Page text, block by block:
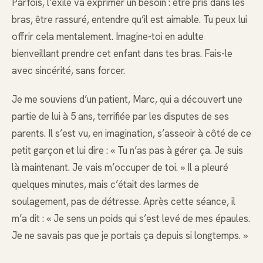
Parfois, l’exilé va exprimer un besoin : être pris dans les
bras, être rassuré, entendre qu’il est aimable. Tu peux lui
offrir cela mentalement. Imagine-toi en adulte
bienveillant prendre cet enfant dans tes bras. Fais-le
avec sincérité, sans forcer.
Je me souviens d’un patient, Marc, qui a découvert une
partie de lui à 5 ans, terrifiée par les disputes de ses
parents. Il s’est vu, en imagination, s’asseoir à côté de ce
petit garçon et lui dire : « Tu n’as pas à gérer ça. Je suis
là maintenant. Je vais m’occuper de toi. » Il a pleuré
quelques minutes, mais c’était des larmes de
soulagement, pas de détresse. Après cette séance, il
m’a dit : « Je sens un poids qui s’est levé de mes épaules.
Je ne savais pas que je portais ça depuis si longtemps. »